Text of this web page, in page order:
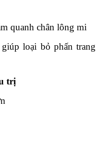
quanh chân lông mi
loại bỏ phấn trang
trị